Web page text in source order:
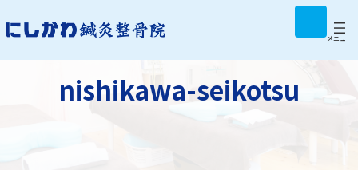
ン
テ
ン
ビ
ゲ
ー
ア
コ メニュー
nishikawa-seikotsu